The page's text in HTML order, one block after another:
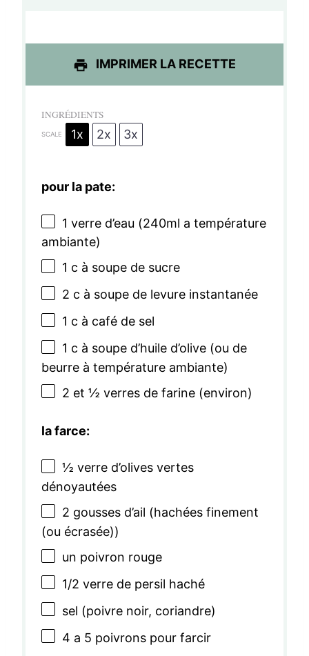
s
s
s
s
IMPRIMER LA RECETTE
INGRÉDIENTS
SCALE 1x 2x 3x
pour la pate:
1 verre d’eau (240ml a température
ambiante)
1 c à soupe de sucre
2 c à soupe de levure instantanée
1 c à café de sel
1 c à soupe d’huile d’olive (ou de
beurre à température ambiante)
2 et ½ verres de farine (environ)
la farce:
½ verre d’olives vertes
dénoyautées
2 gousses d’ail (hachées finement
(ou écrasée))
un poivron rouge
1/2 verre de persil haché
sel (poivre noir, coriandre)
4 a 5 poivrons pour farcir